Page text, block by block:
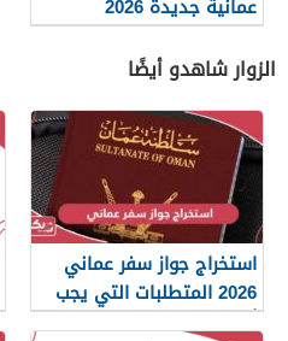
عمانية جديدة 2026
الزوار شاهدو أيضًا
استخراج جواز سفر عماني
2026 المتطلبات التي يجب
أن تعرفها